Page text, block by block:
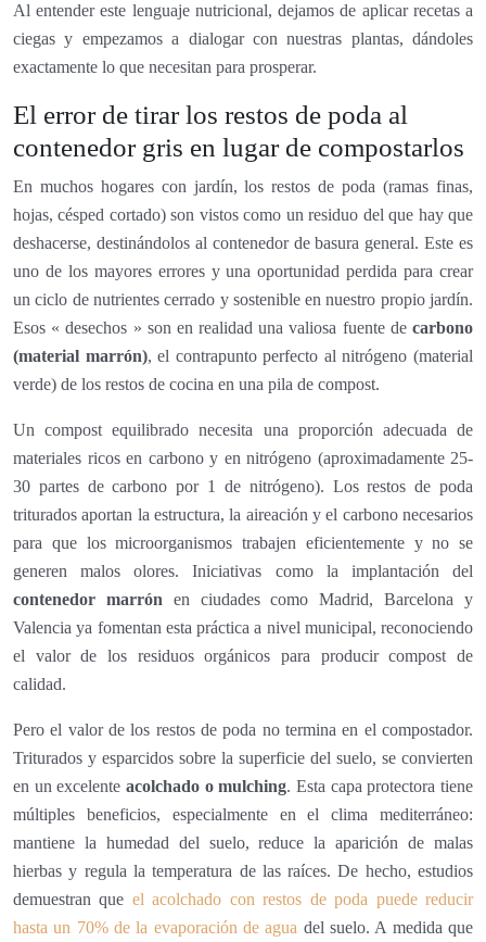
Al entender este lenguaje nutricional, dejamos de aplicar recetas a
ciegas y empezamos a dialogar con nuestras plantas, dándoles
exactamente lo que necesitan para prosperar.
El error de tirar los restos de poda al
contenedor gris en lugar de compostarlos
En muchos hogares con jardín, los restos de poda (ramas finas,
hojas, césped cortado) son vistos como un residuo del que hay que
deshacerse, destinándolos al contenedor de basura general. Este es
uno de los mayores errores y una oportunidad perdida para crear
un ciclo de nutrientes cerrado y sostenible en nuestro propio jardín.
Esos « desechos » son en realidad una valiosa fuente de carbono
(material marrón), el contrapunto perfecto al nitrógeno (material
verde) de los restos de cocina en una pila de compost.
Un compost equilibrado necesita una proporción adecuada de
materiales ricos en carbono y en nitrógeno (aproximadamente 25-
30 partes de carbono por 1 de nitrógeno). Los restos de poda
triturados aportan la estructura, la aireación y el carbono necesarios
para que los microorganismos trabajen eficientemente y no se
generen malos olores. Iniciativas como la implantación del
contenedor marrón en ciudades como Madrid, Barcelona y
Valencia ya fomentan esta práctica a nivel municipal, reconociendo
el valor de los residuos orgánicos para producir compost de
calidad.
Pero el valor de los restos de poda no termina en el compostador.
Triturados y esparcidos sobre la superficie del suelo, se convierten
en un excelente acolchado o mulching. Esta capa protectora tiene
múltiples beneficios, especialmente en el clima mediterráneo:
mantiene la humedad del suelo, reduce la aparición de malas
hierbas y regula la temperatura de las raíces. De hecho, estudios
demuestran que el acolchado con restos de poda puede reducir
hasta un 70% de la evaporación de agua del suelo. A medida que